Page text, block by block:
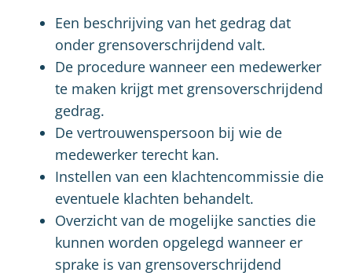
Een beschrijving van het gedrag dat
onder grensoverschrijdend valt.
De procedure wanneer een medewerker
te maken krijgt met grensoverschrijdend
gedrag.
De vertrouwenspersoon bij wie de
medewerker terecht kan.
Instellen van een klachtencommissie die
eventuele klachten behandelt.
Overzicht van de mogelijke sancties die
kunnen worden opgelegd wanneer er
sprake is van grensoverschrijdend